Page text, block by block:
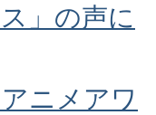
」の声に
ニメアワ